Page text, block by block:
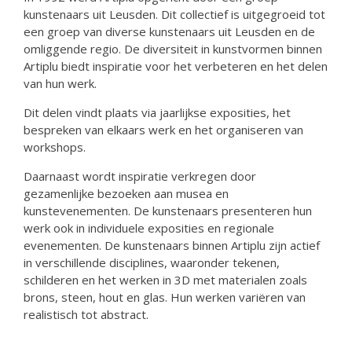
kunstenaars uit Leusden. Dit collectief is uitgegroeid tot
een groep van diverse kunstenaars uit Leusden en de
omliggende regio. De diversiteit in kunstvormen binnen
Artiplu biedt inspiratie voor het verbeteren en het delen
van hun werk.
Dit delen vindt plaats via jaarlijkse exposities, het
bespreken van elkaars werk en het organiseren van
workshops.
Daarnaast wordt inspiratie verkregen door
gezamenlijke bezoeken aan musea en
kunstevenementen. De kunstenaars presenteren hun
werk ook in individuele exposities en regionale
evenementen. De kunstenaars binnen Artiplu zijn actief
in verschillende disciplines, waaronder tekenen,
schilderen en het werken in 3D met materialen zoals
brons, steen, hout en glas. Hun werken variëren van
realistisch tot abstract.